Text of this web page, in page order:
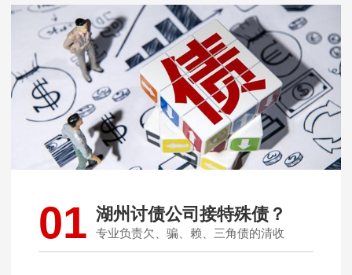
01 湖州讨债公司接特殊债？
专业负责欠、骗、赖、三角债的清收